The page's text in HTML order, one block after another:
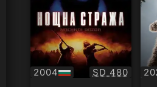
2004
БГ
Качество:
SD 480